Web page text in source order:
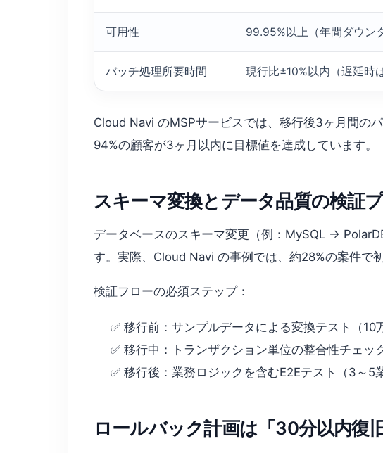
可用性 99.95%以上（年間ダウン
バッチ処理所要時間 現行比±10%以内（遅延時
Cloud Navi のMSPサービスでは、移行後3ヶ月間の
94%の顧客が3ヶ月以内に目標値を達成しています。
スキーマ変換とデータ品質の検証
データベースのスキーマ変更（例：MySQL →
す。実際、Cloud Navi の事例では、約28%の案件で
検証フローの必須ステップ：
✅ 移行前：サンプルデータによる変換テスト（10
✅ 移行中：トランザクション単位の整合性チェッ
✅ 移行後：業務ロジックを含むE2Eテスト（3～5
ロールバック計画は「30分以内復